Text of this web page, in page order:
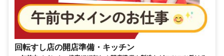
回転すし店の開店準備・キッチン